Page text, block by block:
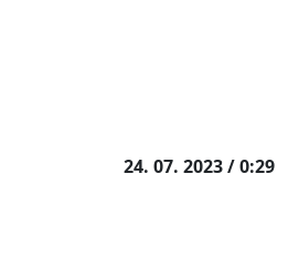
24. 07. 2023 / 0:29